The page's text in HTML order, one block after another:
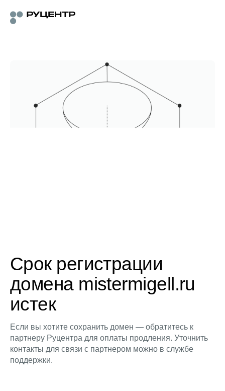
Срок регистрации
домена mistermigell.ru
истек
Если вы хотите сохранить домен — обратитесь к
партнеру Руцентра для оплаты продления. Уточнить
контакты для связи с партнером можно в службе
поддержки.